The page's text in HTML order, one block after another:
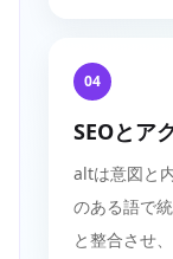
04
SEOとア
altは意図と
のある語で
と整合させ